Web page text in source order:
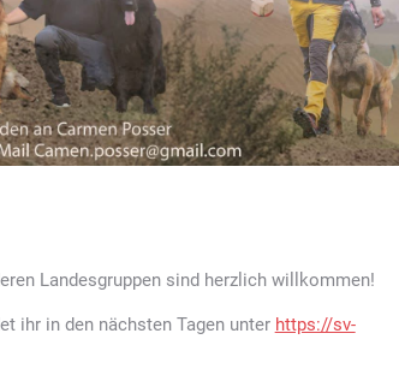
Landesgruppen sind herzlich willkommen!
ihr in den nächsten Tagen unter https://sv-